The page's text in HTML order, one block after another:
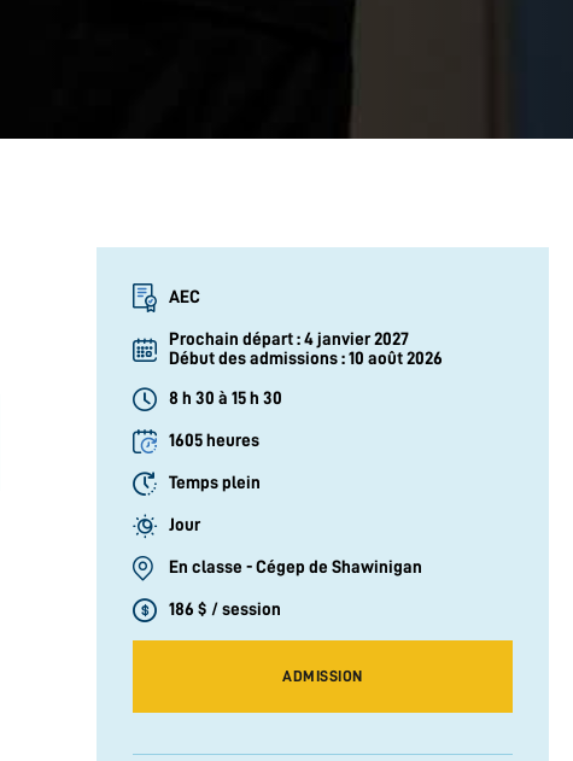
Cheminement :
AEC
Prochain départ : 4 janvier 2027
Début des admissions : 10 août 2026
8 h 30 à 15 h 30
Durée :
1605 heures
Temps plein
Jour
En classe - Cégep de Shawinigan
186 $ / session
ADMISSION